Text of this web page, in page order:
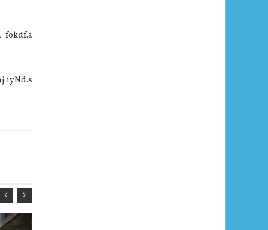
fokdf.a
iyNd.s